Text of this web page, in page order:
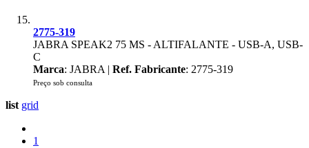
2775-319
JABRA SPEAK2 75 MS - ALTIFALANTE - USB-A, USB-
C
Marca: JABRA | Ref. Fabricante: 2775-319
Preço sob consulta
list grid
1